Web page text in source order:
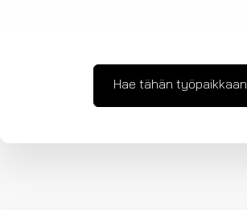
Hae tähän työpaikkaan